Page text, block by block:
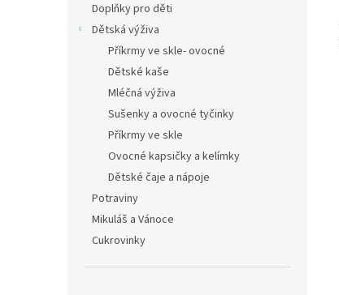
Doplňky pro děti
Dětská výživa
Příkrmy ve skle- ovocné
Dětské kaše
Mléčná výživa
Sušenky a ovocné tyčinky
Příkrmy ve skle
Ovocné kapsičky a kelímky
Dětské čaje a nápoje
Potraviny
Mikuláš a Vánoce
Cukrovinky